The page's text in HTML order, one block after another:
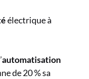
électrique à
automatisation
de 20 % sa